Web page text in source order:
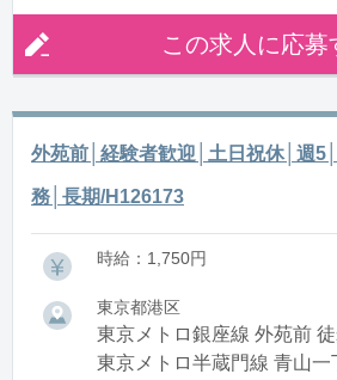
この求人に応募
外苑前│経験者歓迎│土日祝休│週
務│長期/H126173
時給：1,750円
東京都港区
東京メトロ銀座線 外苑前
東京メトロ半蔵門線 青山一